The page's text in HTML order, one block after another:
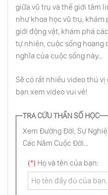
Làm Thế
Thuyên
Làm Thế
Được
Hãy Xem
Điều Cần
giữa vũ trụ và thế giới tâm
như khoa học vũ trụ,
giới động vật, khám phá
tự nhiên, cuộc sống hoang
nghĩa của cuộc sống này...
Sẽ có rất nhiều video thú
bạn xem video vui vẻ!
TRA CỨU THẦN SỐ HỌC
Xem Đường Đời, Sự
Các Năm Cuộc Đời...
(*) Họ và tên của bạn: